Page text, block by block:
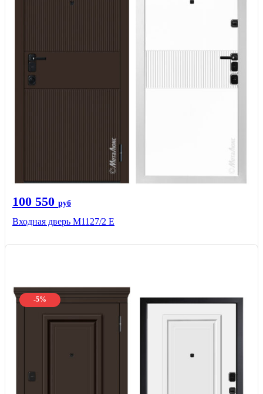
100 550 руб
Входная дверь М1127/2 Е
-5%